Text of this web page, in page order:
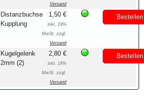
Versand
Distanzbuchse
Kupplung
1,50 €
inkl. 19%
MwSt. zzgl.
Versand
Bestellen
Kugelgelenk
2mm (2)
2,80 €
inkl. 19%
MwSt. zzgl.
Versand
Bestellen